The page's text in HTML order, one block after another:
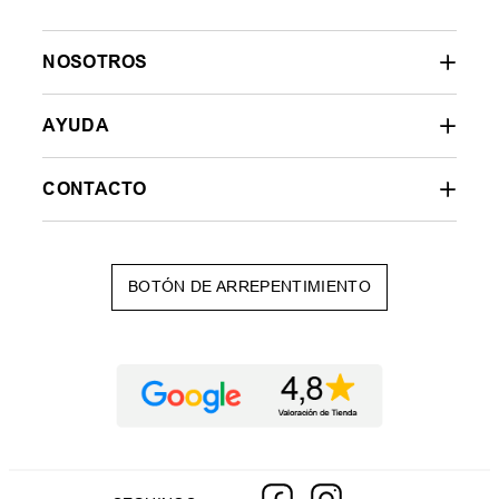
NOSOTROS
AYUDA
CONTACTO
BOTÓN DE ARREPENTIMIENTO